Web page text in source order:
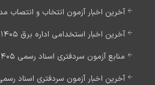
آخرین اخبار آزمون انتخاب و انتصاب مدیران مدارس
آخرین اخبار استخدامی اداره برق 1405
منابع آزمون سردفتری اسناد رسمی 1405 (pdf رایگان)
آخرین اخبار آزمون سردفتری اسناد رسمی 1405 (آزمون